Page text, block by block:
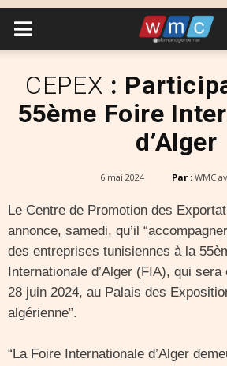
CEPEX :
55ème Foire
d’Alger
6 mai 2024 Par : WMC
Le Centre de Promotion des
annonce, samedi, qu’il
des entreprises tunisiennes à la
Internationale d’Alger (FIA), qui
28 juin 2024, au Palais des
algérienne”.
“La Foire Internationale d’Alger